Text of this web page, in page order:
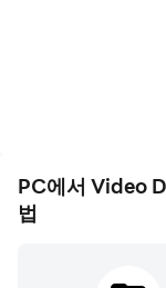
download
Powerful
PC에서 Video
법